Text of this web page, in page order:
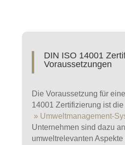
DIN ISO 14001
Voraussetzungen
Die Voraussetzung für
14001 Zertifizierung ist
» Umweltmanagement-
Unternehmen sind dazu
umweltrelevanten